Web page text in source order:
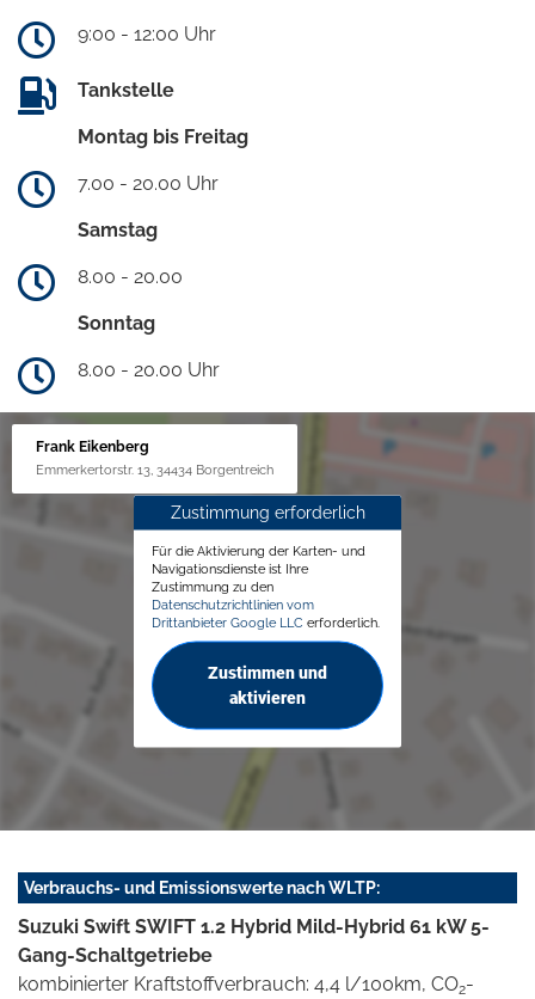
9:00 - 12:00 Uhr
Tankstelle
Montag bis Freitag
7.00 - 20.00 Uhr
Samstag
8.00 - 20.00
Sonntag
8.00 - 20.00 Uhr
Frank Eikenberg
Emmerkertorstr. 13, 34434 Borgentreich
Zustimmung erforderlich
Für die Aktivierung der Karten- und
Navigationsdienste ist Ihre
Zustimmung zu den
Datenschutzrichtlinien vom
Drittanbieter Google LLC erforderlich.
Zustimmen und
aktivieren
Verbrauchs- und Emissionswerte nach WLTP:
Suzuki Swift SWIFT 1.2 Hybrid Mild-Hybrid 61 kW 5-
Gang-Schaltgetriebe
kombinierter Kraftstoffverbrauch: 4,4 l/100km, CO2-